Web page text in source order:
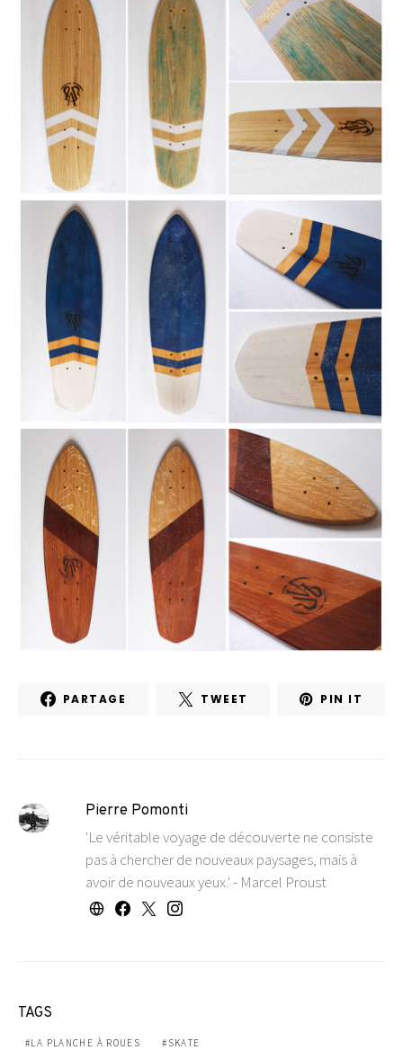
PARTAGE TWEET PIN IT
Pierre Pomonti
'Le véritable voyage de découverte ne consiste
pas à chercher de nouveaux paysages, mais à
avoir de nouveaux yeux.' - Marcel Proust
TAGS
LA PLANCHE À ROUES SKATE